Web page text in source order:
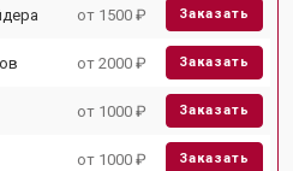
от 1500 ₽ Заказать
от 2000 ₽ Заказать
от 1000 ₽ Заказать
от 1000 ₽ Заказать